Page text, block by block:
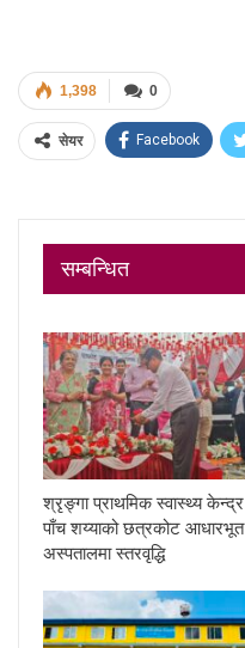
0
1,398
सेयर Facebook
सम्बन्धित
श्रृङ्गा प्राथमिक स्वास्थ्य केन्द्र
पाँच शय्याको छत्रकोट आधारभूत
अस्पतालमा स्तरवृद्धि